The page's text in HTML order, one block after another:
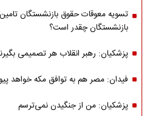
تسویه معوقات حقوق بازنشستگان
بازنشستگان چقدر است؟
پزشکیان: رهبر انقلاب هر تصمیمی
فیدان: مصر هم به توافق مکه خواهد
پزشکیان: من از جنگیدن نمی‌ترسم